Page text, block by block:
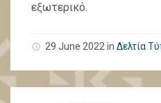
εξωτερικό.
29 June 2022 in Δελτία